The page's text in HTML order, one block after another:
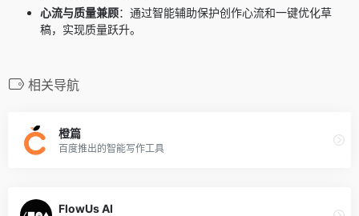
心流与质量兼顾：通过智能辅助保护创作心流和一键优化草
稿，实现质量跃升。
相关导航
橙篇
百度推出的智能写作工具
FlowUs AI